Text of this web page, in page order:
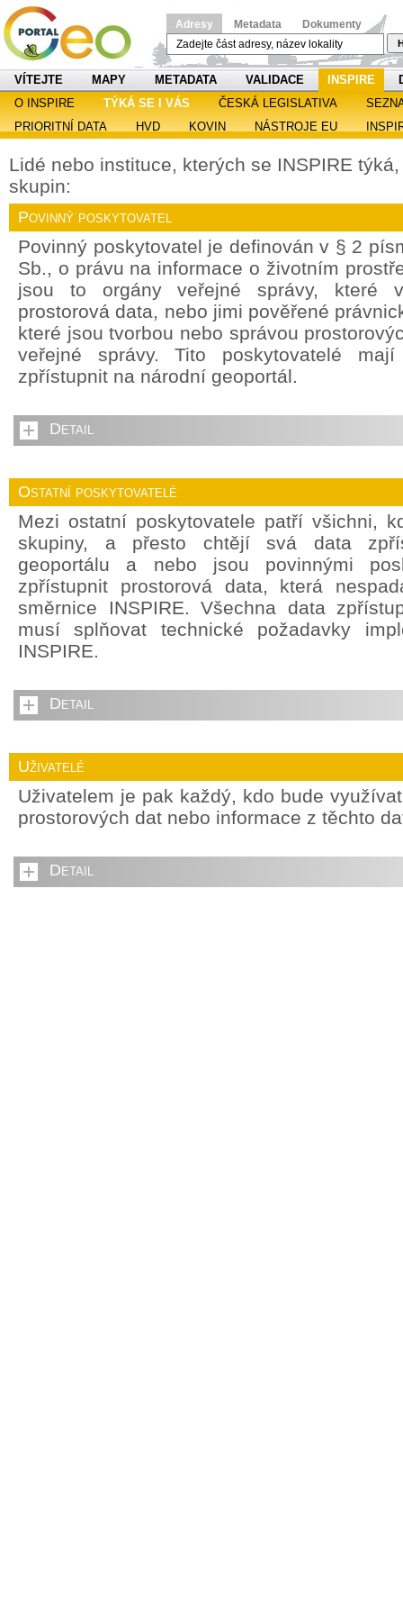
Adresy Metadata Dokumenty
VÍTEJTE MAPY METADATA VALIDACE INSPIRE
O INSPIRE
TÝKÁ SE I VÁS ČESKÁ LEGISLATIVA
PRIORITNÍ DATA
HVD KOVIN NÁSTROJE EU
Lidé nebo instituce, kterých se INSPIRE
skupin:
Povinný poskytovatel
Povinný poskytovatel je definován v § 2
Sb., o právu na informace o životním
jsou to orgány veřejné správy, které
prostorová data, nebo jimi pověřené
které jsou tvorbou nebo správou
veřejné správy. Tito poskytovatelé
zpřístupnit na národní geoportál.
Detail
Ostatní poskytovatelé
Mezi ostatní poskytovatele patří všichni,
skupiny, a přesto chtějí svá data
geoportálu a nebo jsou povinnými
zpřístupnit prostorová data, která
směrnice INSPIRE. Všechna data
musí splňovat technické požadavky
INSPIRE.
Detail
Uživatelé
Uživatelem je pak každý, kdo bude
prostorových dat nebo informace z těchto
Detail